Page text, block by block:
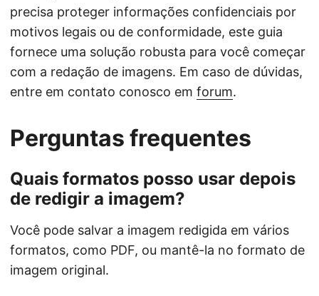
precisa proteger informações confidenciais por
motivos legais ou de conformidade, este guia
fornece uma solução robusta para você começar
com a redação de imagens. Em caso de dúvidas,
entre em contato conosco em forum.
Perguntas frequentes
Quais formatos posso usar depois
de redigir a imagem?
Você pode salvar a imagem redigida em vários
formatos, como PDF, ou mantê-la no formato de
imagem original.